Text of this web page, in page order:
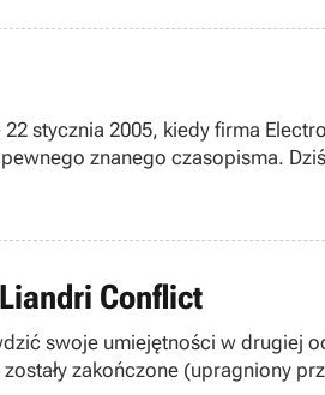
2005, kiedy firma
znanego czasopisma.
Conflict
swoje umiejętności w drugiej
zakończone (upragniony